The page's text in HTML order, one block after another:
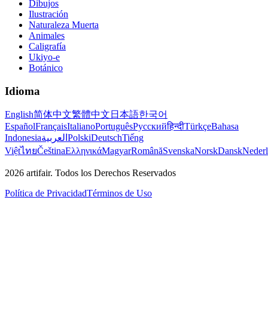
Dibujos
Ilustración
Naturaleza Muerta
Animales
Caligrafía
Ukiyo-e
Botánico
Idioma
English简体中文繁體中文 日本語한국어
EspañolFrançaisItalianoPortuguêsРусскийहिन्दीTürkçeBahasa
Indonesiaالعربية PolskiDeutschTiếng
ViệtไทยČeštinaΕλληνικάMagyarRomânăSvenskaNorskDansk
2026 artifair. Todos los Derechos Reservados
Política de PrivacidadTérminos de Uso